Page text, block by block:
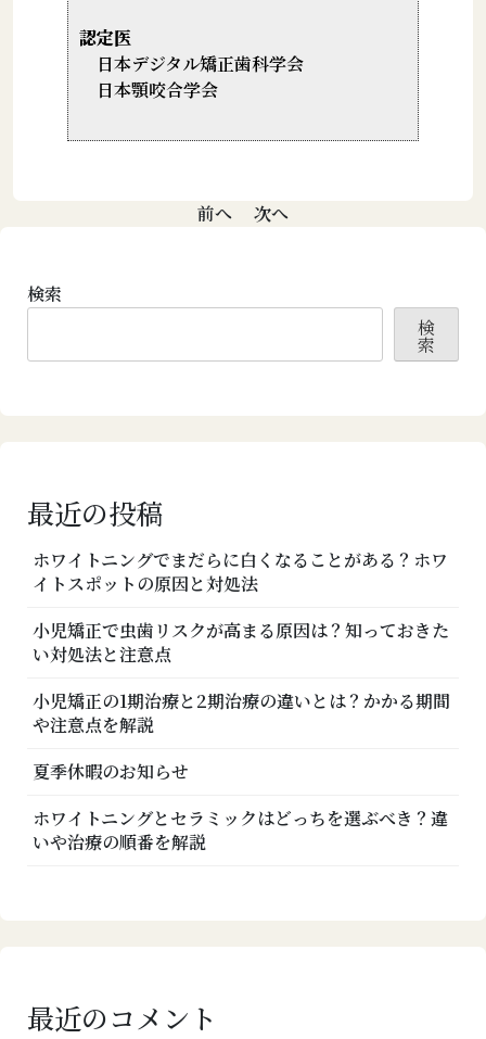
認定医
日本デジタル矯正歯科学会
日本顎咬合学会
ナ
ビ
前へ 次へ
検索
検
索
最近の投稿
ホワイトニングでまだらに白くなることがある？ホワ
イトスポットの原因と対処法
小児矯正で虫歯リスクが高まる原因は？知っておきた
い対処法と注意点
小児矯正の1期治療と2期治療の違いとは？かかる期間
や注意点を解説
夏季休暇のお知らせ
ホワイトニングとセラミックはどっちを選ぶべき？違
いや治療の順番を解説
最近のコメント